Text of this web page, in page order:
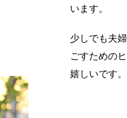
います。
少しでも夫
ごすための
嬉しいです。